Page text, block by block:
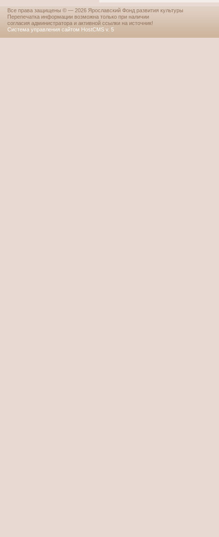
Все права защищены © — 2026 Ярославский Фонд развития культуры
Перепечатка информации возможна только при наличии
согласия администратора и активной ссылки на источник!
Система управления сайтом HostCMS v. 5